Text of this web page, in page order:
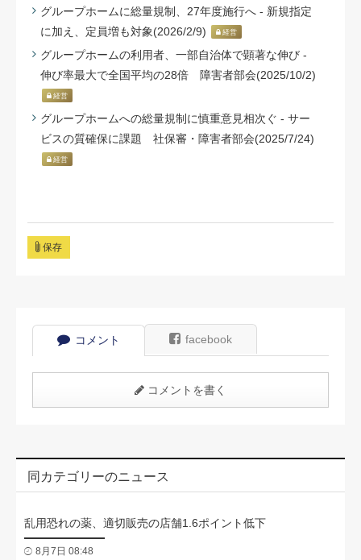
グループホームに総量規制、27年度施行へ - 新規指定
に加え、定員増も対象(2026/2/9)
経営
グループホームの利用者、一部自治体で顕著な伸び -
伸び率最大で全国平均の28倍 障害者部会(2025/10/2)
経営
グループホームへの総量規制に慎重意見相次ぐ - サー
ビスの質確保に課題 社保審・障害者部会(2025/7/24)
経営
保存
コメント facebook
コメントを書く
同カテゴリーのニュース
乱用恐れの薬、適切販売の店舗1.6ポイント低下
8月7日 08:48